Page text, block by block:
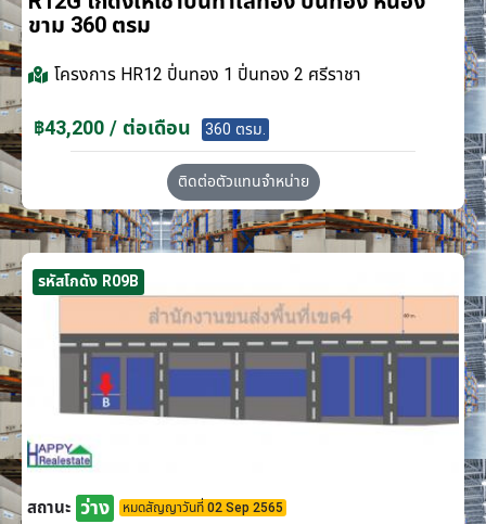
ขาม 360 ตรม
โครงการ HR12 ปิ่นทอง 1 ปิ่นทอง 2 ศรีราชา
฿43,200 / ต่อเดือน 360 ตรม.
ติดต่อตัวแทนจำหน่าย
รหัสโกดัง R09B
สถานะ ว่าง หมดสัญญาวันที่ 02 Sep 2565